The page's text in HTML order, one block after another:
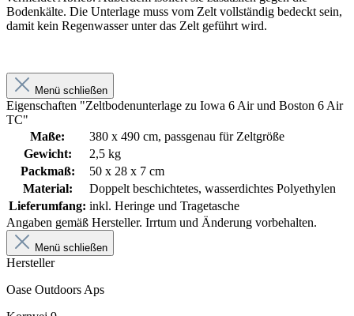
Bodenkälte. Die Unterlage muss vom Zelt vollständig bedeckt sein,
damit kein Regenwasser unter das Zelt geführt wird.
Menü schließen
Eigenschaften "Zeltbodenunterlage zu Iowa 6 Air und Boston 6 Air
TC"
Maße:
380 x 490 cm, passgenau für Zeltgröße
Gewicht:
2,5 kg
Packmaß:
50 x 28 x 7 cm
Material:
Doppelt beschichtetes, wasserdichtes Polyethylen
Lieferumfang: inkl. Heringe und Tragetasche
Angaben gemäß Hersteller. Irrtum und Änderung vorbehalten.
Menü schließen
Hersteller
Oase Outdoors Aps